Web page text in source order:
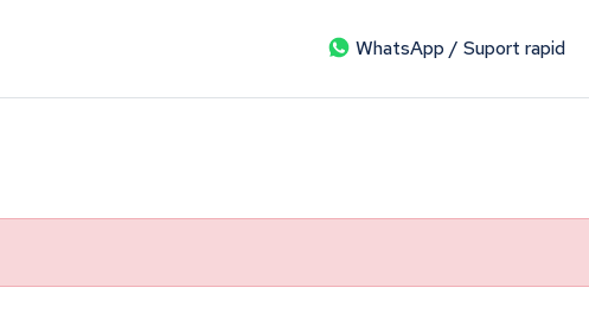
WhatsApp / Suport rapid